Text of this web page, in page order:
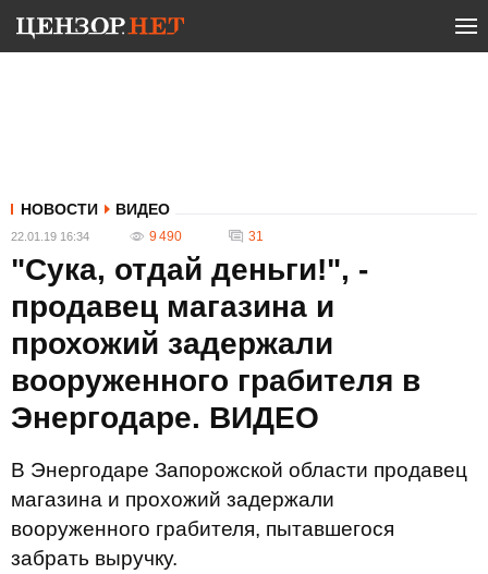
НОВОСТИ ВИДЕО
22.01.19 16:34 9 490 31
"Сука, отдай деньги!", -
продавец магазина и
прохожий задержали
вооруженного грабителя в
Энергодаре. ВИДЕО
В Энергодаре Запорожской области продавец
магазина и прохожий задержали
вооруженного грабителя, пытавшегося
забрать выручку.